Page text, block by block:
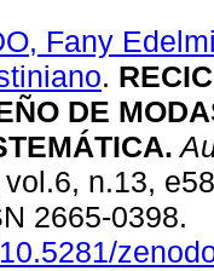
Fany
.
DE
n.13,
2665-0398.